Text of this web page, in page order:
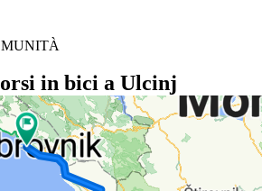
in bici a Ulcinj